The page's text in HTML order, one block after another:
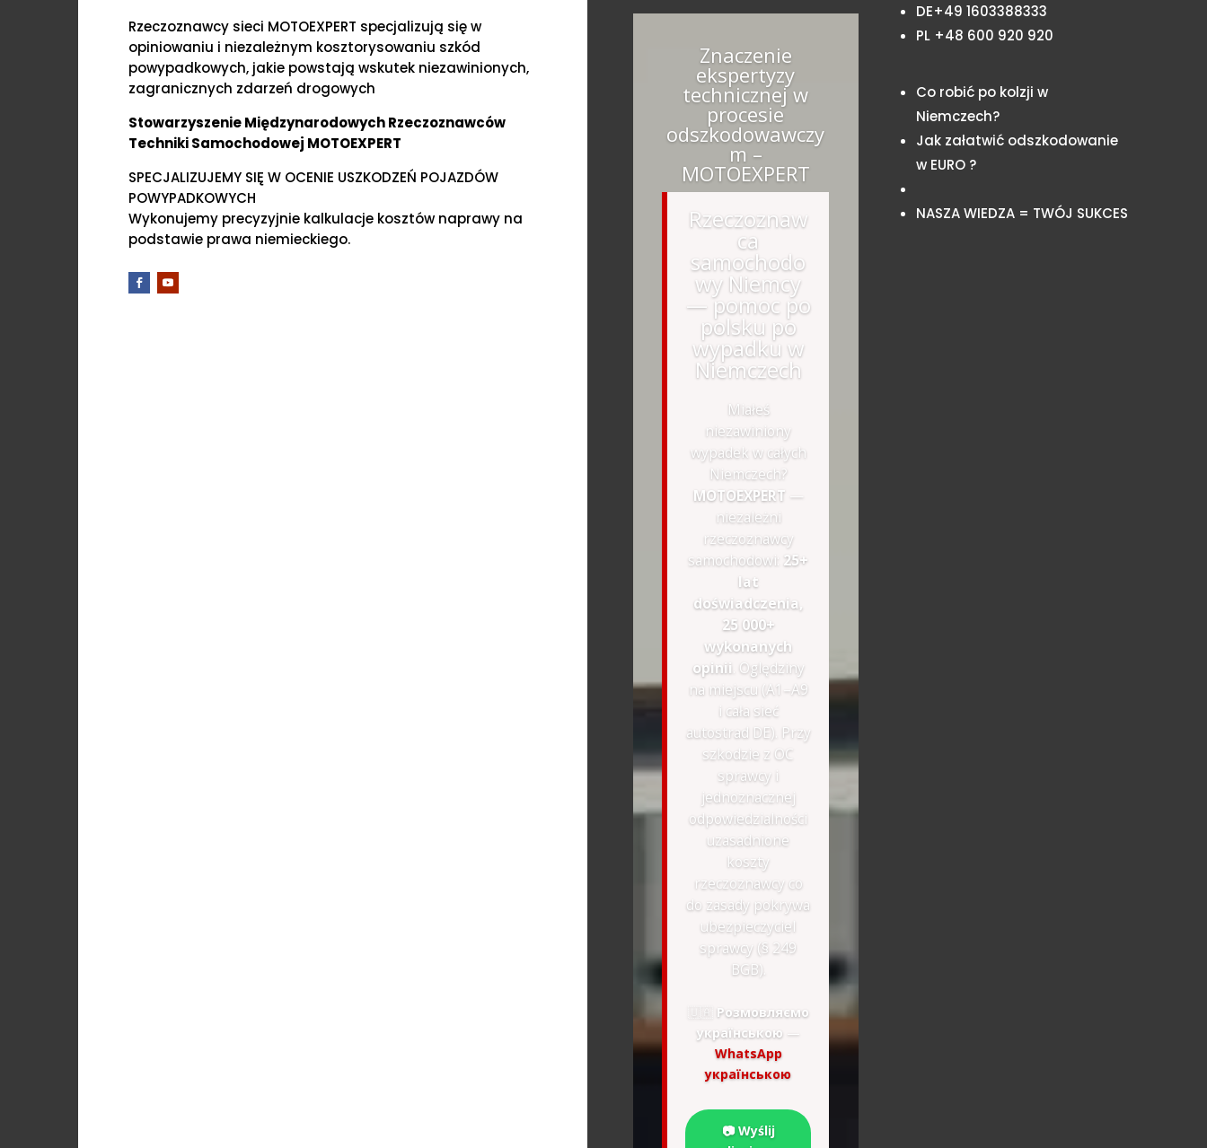
Rzeczoznawcy sieci MOTOEXPERT specjalizują się w
opiniowaniu i niezależnym kosztorysowaniu szkód
powypadkowych, jakie powstają wskutek niezawinionych,
zagranicznych zdarzeń drogowych
Stowarzyszenie Międzynarodowych Rzeczoznawców
Techniki Samochodowej MOTOEXPERT
SPECJALIZUJEMY SIĘ W OCENIE USZKODZEŃ POJAZDÓW
POWYPADKOWYCH
Wykonujemy precyzyjnie kalkulacje kosztów naprawy na
podstawie prawa niemieckiego.
Znaczenie
ekspertyzy
technicznej w
procesie
odszkodowawczy
m –
MOTOEXPERT
Rzeczoznaw
ca
samochodo
wy Niemcy
— pomoc po
polsku po
wypadku w
Niemczech
Miałeś
niezawiniony
wypadek w całych
Niemczech?
MOTOEXPERT —
niezależni
rzeczoznawcy
samochodowi: 25+
lat
doświadczenia,
25 000+
wykonanych
opinii . Oględziny
na miejscu (A1–A9
i cała sieć
autostrad DE). Przy
szkodzie z OC
sprawcy i
jednoznacznej
odpowiedzialności
uzasadnione
koszty
rzeczoznawcy co
do zasady pokrywa
ubezpieczyciel
sprawcy (§ 249
BGB).
🇺🇦 Розмовляємо
українською—
WhatsApp
українською
📷 Wyślij
DE+49 1603388333
PL +48 600 920 920
Co robić po kolzji w
Niemczech?
Jak załatwić odszkodowanie
w EURO ?
NASZA WIEDZA = TWÓJ SUKCES